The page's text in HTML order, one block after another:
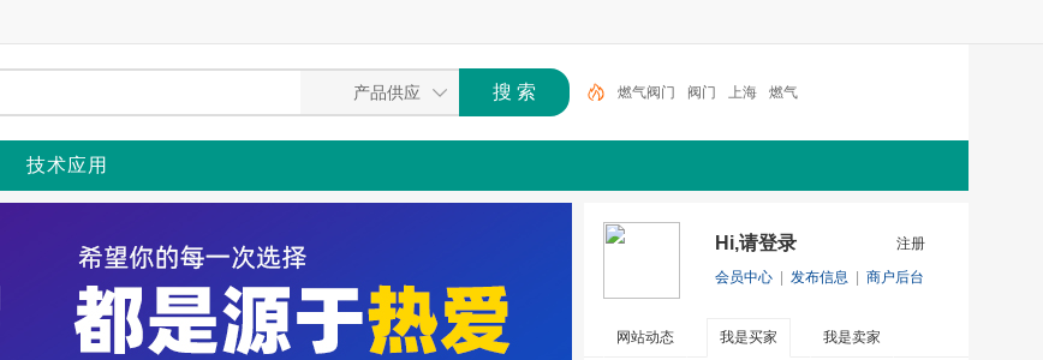
燃气阀门 阀门 上海 燃气
技术应用
注册
Hi,请登录
会员中心 发布信息 商户后台
网站动态 我是买家 我是卖家